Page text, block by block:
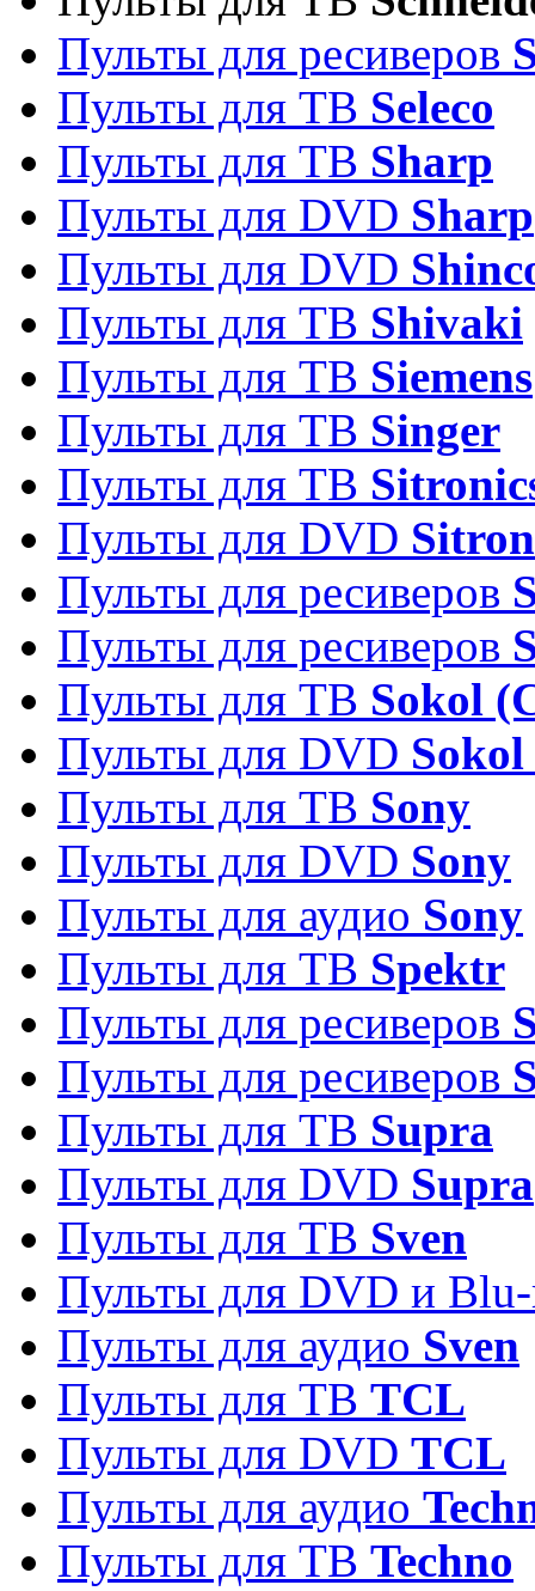
Пульты для ресиверов
Пульты для ТВ Seleco
Пульты для ТВ Sharp
Пульты для DVD Sharp
Пульты для DVD
Пульты для ТВ Shivaki
Пульты для ТВ Siemens
Пульты для ТВ Singer
Пульты для ТВ
Пульты для DVD
Пульты для ресиверов
Пульты для ресиверов
Пульты для ТВ Sokol
Пульты для DVD
Пульты для ТВ Sony
Пульты для DVD Sony
Пульты для аудио Sony
Пульты для ТВ Spektr
Пульты для ресиверов
Пульты для ресиверов
Пульты для ТВ Supra
Пульты для DVD Supra
Пульты для ТВ Sven
Пульты для DVD и
Пульты для аудио Sven
Пульты для ТВ TCL
Пульты для DVD TCL
Пульты для аудио
Пульты для ТВ Techno